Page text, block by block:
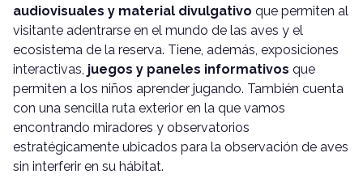
audiovisuales y material divulgativo que permiten al
visitante adentrarse en el mundo de las aves y el
ecosistema de la reserva. Tiene, además, exposiciones
interactivas, juegos y paneles informativos que
permiten a los niños aprender jugando. También cuenta
con una sencilla ruta exterior en la que vamos
encontrando miradores y observatorios
estratégicamente ubicados para la observación de aves
sin interferir en su hábitat.